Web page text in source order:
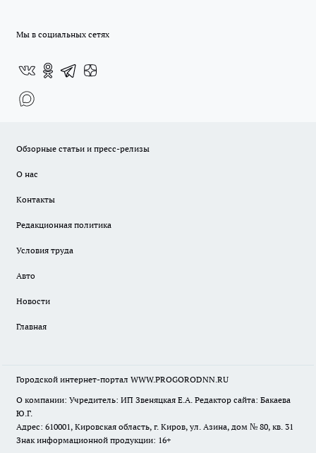
Мы в социальных сетях
Обзорные статьи и пресс-релизы
О нас
Контакты
Редакционная политика
Условия труда
Авто
Новости
Главная
Городской интернет-портал WWW.PROGORODNN.RU
О компании: Учредитель: ИП Звеняцкая Е.А. Редактор сайта: Бакаева
Ю.Г.
Адрес: 610001, Кировская область, г. Киров, ул. Азина, дом № 80, кв. 31
Знак информационной продукции: 16+